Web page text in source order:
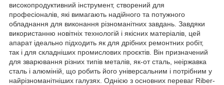
високопродуктивний інструмент, створений для
професіоналів, які вимагають надійного та потужного
обладнання для виконання різноманітних завдань. Завдяки
використанню новітніх технологій і якісних матеріалів, цей
апарат ідеально підходить як для дрібних ремонтних робіт,
так і для складніших промислових проєктів. Він призначений
для зварювання різних типів металів, як-от сталь, неіржавка
сталь і алюміній, що робить його універсальним і потрібним у
найрізноманітніших галузях. Однією з основних переваг Riber-